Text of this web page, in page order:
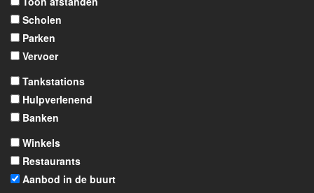
Scholen
Parken
Vervoer
Tankstations
Hulpverlenend
Banken
Winkels
Restaurants
Aanbod in de buurt